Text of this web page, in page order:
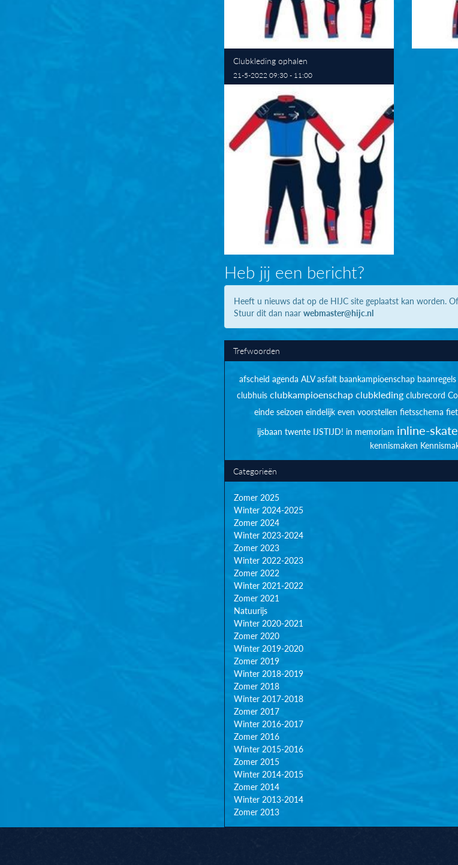
Clubkleding ophalen
21-5-2022 09:30 - 11:00
Heb jij een bericht?
Heeft u nieuws dat op de HIJC site geplaatst kan worden.
Stuur dit dan naar webmaster@hijc.nl
Trefwoorden
afscheid agenda ALV asfalt baankampioenschap baanregels
clubhuis clubkampioenschapclubkleding clubrecord
einde seizoen eindelijk even voorstellen fietsschema
ijsbaan twente IJSTIJD! in memoriam inline-
kennismaken
Categorieën
Zomer 2025
Winter 2024-2025
Zomer 2024
Winter 2023-2024
Zomer 2023
Winter 2022-2023
Zomer 2022
Winter 2021-2022
Zomer 2021
Natuurijs
Winter 2020-2021
Zomer 2020
Winter 2019-2020
Zomer 2019
Winter 2018-2019
Zomer 2018
Winter 2017-2018
Zomer 2017
Winter 2016-2017
Zomer 2016
Winter 2015-2016
Zomer 2015
Winter 2014-2015
Zomer 2014
Winter 2013-2014
Zomer 2013